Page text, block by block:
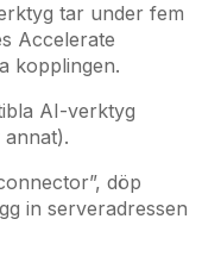
tar under fem
Accelerate
kopplingen.
AI-verktyg
döp
in serveradressen